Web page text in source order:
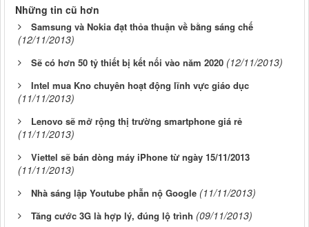
Những tin cũ hơn
Samsung và Nokia đạt thỏa thuận về bằng sáng chế
(12/11/2013)
Sẽ có hơn 50 tỷ thiết bị kết nối vào năm 2020 (12/11/2013)
Intel mua Kno chuyên hoạt động lĩnh vực giáo dục
(11/11/2013)
Lenovo sẽ mở rộng thị trường smartphone giá rẻ
(11/11/2013)
Viettel sẽ bán dòng máy iPhone từ ngày 15/11/2013
(11/11/2013)
Nhà sáng lập Youtube phẫn nộ Google (11/11/2013)
Tăng cước 3G là hợp lý, đúng lộ trình (09/11/2013)